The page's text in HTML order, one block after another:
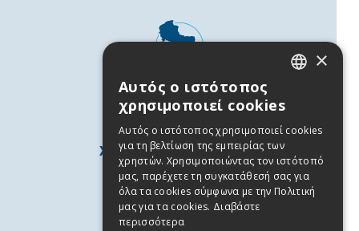
ΧΡΗΣΙΜΕΣ ΠΛΗΡΟΦΟΡΙΕΣ
Άνδρος
Χρήσιμα Τηλέφωνα
Όροι χρήσης
×
Αυτός ο ιστότοπος
χρησιμοποιεί cookies
Αυτός ο ιστότοπος χρησιμοποιεί cookies
για τη βελτίωση της εμπειρίας των
χρηστών. Χρησιμοποιώντας τον ιστότοπό
μας, παρέχετε τη συγκατάθεσή σας για
όλα τα cookies σύμφωνα με την Πολιτική
μας για τα cookies. Διαβάστε
περισσότερα